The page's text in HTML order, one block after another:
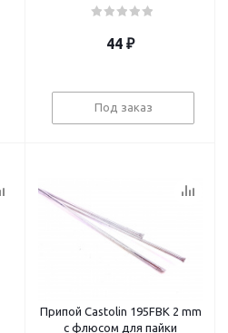
44 ₽
Под заказ
Припой Castolin 195FBK 2 mm
с флюсом для пайки